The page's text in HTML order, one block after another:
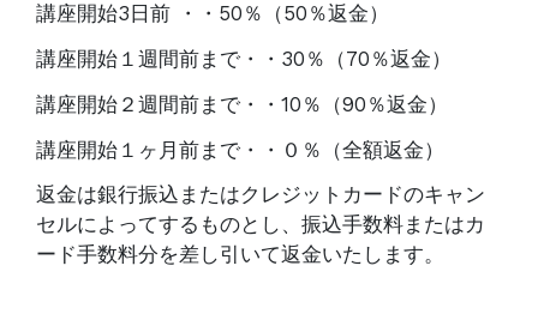
講座開始3日前 ・・50％（50％返金）
講座開始１週間前まで・・30％（70％返金）
講座開始２週間前まで・・10％（90％返金）
講座開始１ヶ月前まで・・０％（全額返金）
返金は銀行振込またはクレジットカードのキャン
セルによってするものとし、 振込手数料またはカ
ード手数料分を差し引いて返金いたします。